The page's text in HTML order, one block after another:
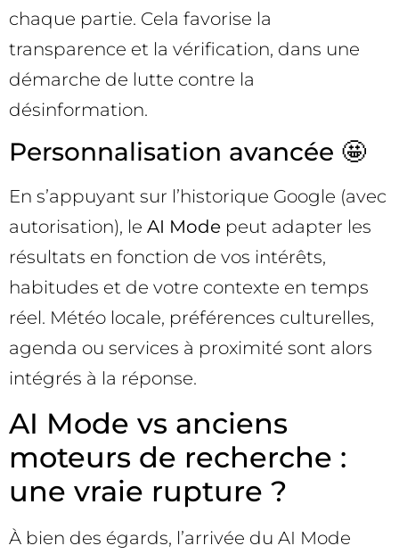
chaque partie. Cela favorise la
transparence et la vérification, dans une
démarche de lutte contre la
désinformation.
Personnalisation avancée 🤩
En s’appuyant sur l’historique Google (avec
autorisation), le AI Mode peut adapter les
résultats en fonction de vos intérêts,
habitudes et de votre contexte en temps
réel. Météo locale, préférences culturelles,
agenda ou services à proximité sont alors
intégrés à la réponse.
AI Mode vs anciens
moteurs de recherche :
une vraie rupture ?
À bien des égards, l’arrivée du AI Mode